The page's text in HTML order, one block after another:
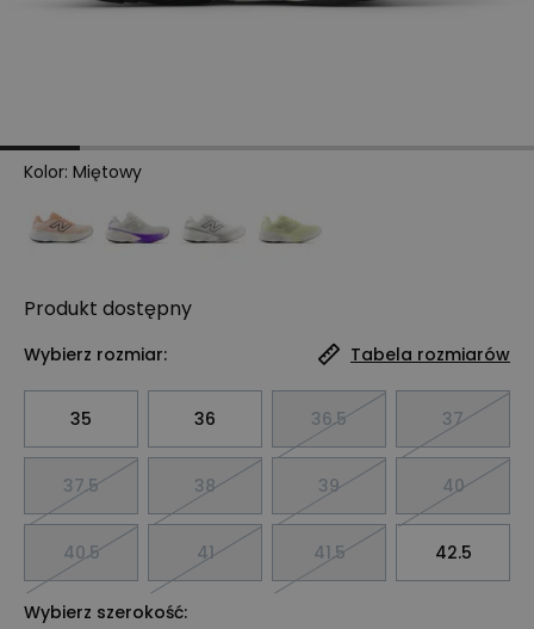
Kolor: Miętowy
Produkt dostępny
Wybierz rozmiar: Tabela rozmiarów
35 36 36.5 37
37.5 38 39 40
40.5 41 41.5 42.5
Wybierz szerokość: